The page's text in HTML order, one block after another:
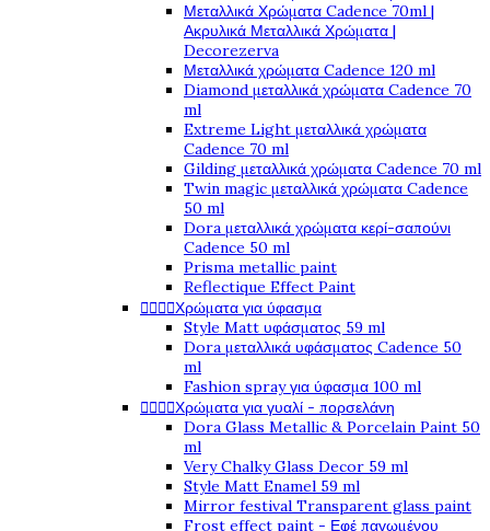
Μεταλλικά Χρώματα Cadence 70ml |
Ακρυλικά Μεταλλικά Χρώματα |
Decorezerva
Μεταλλικά χρώματα Cadence 120 ml
Diamond μεταλλικά χρώματα Cadence 70
ml
Extreme Light μεταλλικά χρώματα
Cadence 70 ml
Gilding μεταλλικά χρώματα Cadence 70 ml
Twin magic μεταλλικά χρώματα Cadence
50 ml
Dora μεταλλικά χρώματα κερί-σαπούνι
Cadence 50 ml
Prisma metallic paint
Reflectique Effect Paint
Χρώματα για ύφασμα
Style Matt υφάσματος 59 ml
Dora μεταλλικά υφάσματος Cadence 50
ml
Fashion spray για ύφασμα 100 ml
Χρώματα για γυαλί - πορσελάνη
Dora Glass Metallic & Porcelain Paint 50
ml
Very Chalky Glass Decor 59 ml
Style Matt Enamel 59 ml
Mirror festival Transparent glass paint
Frost effect paint - Εφέ παγωμένου